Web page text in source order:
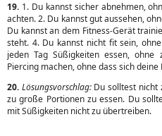
19. 1. Du kannst sicher abnehmen,
achten. 2. Du kannst gut aussehen,
Du kannst an dem Fitness-Gerät
steht. 4. Du kannst nicht fit sein,
jeden Tag Süßigkeiten essen,
Piercing machen, ohne dass sich
20. Lösungsvorschlag:Du solltest nicht
zu große Portionen zu essen. Du
mit Süßigkeiten nicht zu übertreiben.